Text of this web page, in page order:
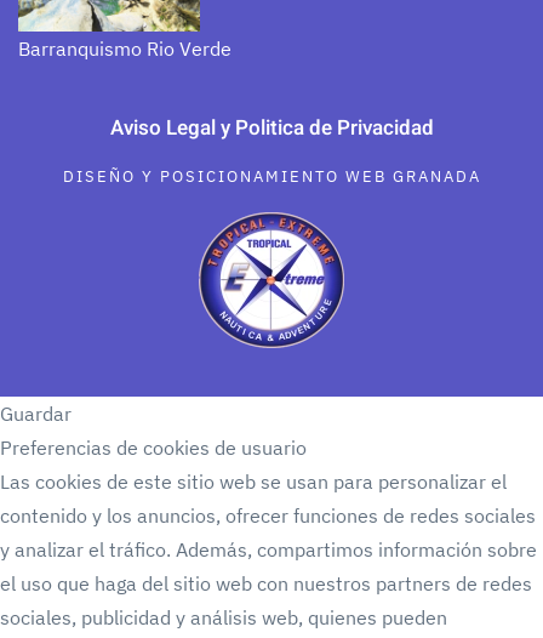
Barranquismo Rio Verde
Aviso Legal y Politica de Privacidad
DISEÑO Y POSICIONAMIENTO WEB GRANADA
Guardar
Preferencias de cookies de usuario
Las cookies de este sitio web se usan para personalizar el
contenido y los anuncios, ofrecer funciones de redes sociales
y analizar el tráfico. Además, compartimos información sobre
el uso que haga del sitio web con nuestros partners de redes
sociales, publicidad y análisis web, quienes pueden